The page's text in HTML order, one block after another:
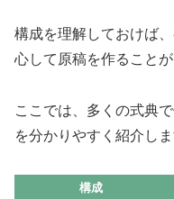
構成を理解しておけば
心して原稿を作ることが
ここでは、多くの式典
を分かりやすく紹介しま
構成